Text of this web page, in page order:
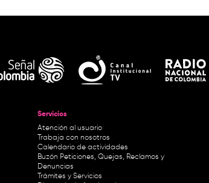
Servicios
Atención al usuario
Trabaja con nosotros
Calendario de actividades
Buzón Peticiones, Quejas, Reclamos y
Denuncias
Trámites y Servicios